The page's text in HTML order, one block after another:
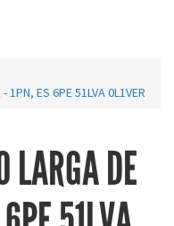
1PN, ES 6PE 51LVA 0L1VER
LARGA DE